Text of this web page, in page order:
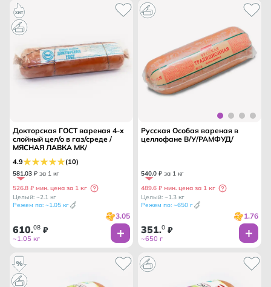
Докторская ГОСТ вареная 4-х
слойный цел/о в газ/среде /
МЯСНАЯ ЛАВКА МК/
4.9 (10)
581.03 ₽ за 1 кг
526.8 ₽ мин. цена за 1 кг
Целый: ~2.1 кг
Режем по: ~1.05 кг
3.05
610.08 ₽
~1.05 кг
Русская Особая вареная в
целлофане В/У/РАМФУД/
540.0 ₽ за 1 кг
489.6 ₽ мин. цена за 1 кг
Целый: ~1.3 кг
Режем по: ~650 г
1.76
351.0 ₽
~650 г